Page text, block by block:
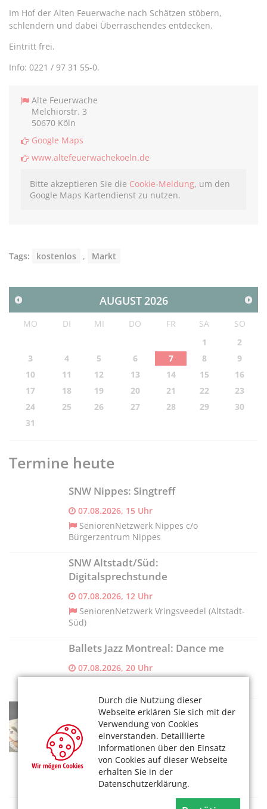
Durch die Nutzung dieser
Webseite erklären Sie sich mit der
Verwendung von Cookies
einverstanden. Detaillierte
Informationen über den Einsatz
von Cookies auf dieser Webseite
erhalten Sie in der
Datenschutzerklärung.
Im Hof der Alten Feuerwache nach Schätzen stöbern,
schlendern und dabei Überraschendes entdecken.
Eintritt frei.
Info: 0221 / 97 31 55-0.
Alte Feuerwache
Melchiorstr. 3
50670 Köln
Google Maps
www.altefeuerwachekoeln.de
Bitte akzeptieren Sie die Cookie-Meldung, um den
Google Maps Kartendienst zu nutzen.
Tags: kostenlos , Markt
AUGUST 2026
MO DI MI DO FR SA
SO
1
2
3
4 5 6 7 8
9
10
11 12 13 14 15
16
17
18 19 20 21 22
23
24
25 26 27 28 29
30
31
Termine heute
SNW Nippes: Singtreff
07.08.2026, 15 Uhr
SeniorenNetzwerk Nippes c/o
Bürgerzentrum Nippes
SNW Altstadt/Süd:
Digitalsprechstunde
07.08.2026, 12 Uhr
SeniorenNetzwerk Vringsveedel (Altstadt-
Süd)
Ballets Jazz Montreal: Dance me
07.08.2026, 20 Uhr
SNW Ensen-Westhoven:
Spielenachmittag „Offenes
Wohnzimmer"
07.08.2026, 14 Uhr
SeniorenNetzwerk Ensen c/o
Seniorenvertretung